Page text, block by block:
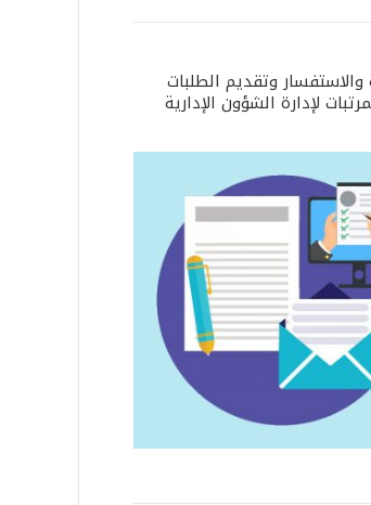
والاستفسار وتقديم الطلبات
لإدارة الشؤون الإدارية